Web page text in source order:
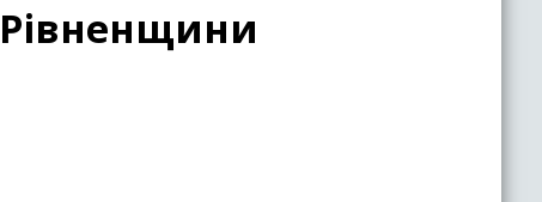
Рівненщини